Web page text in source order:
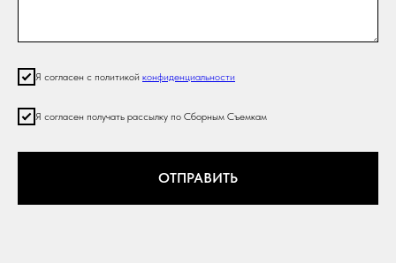
Я согласен с политикой конфиденциальности
Я согласен получать рассылку по Сборным Съемкам
ОТПРАВИТЬ